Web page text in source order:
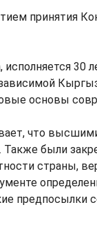
принятия
исполняется 30
основы
что
были
страны,
предпосылки